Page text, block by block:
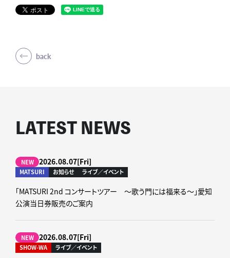
back
LATEST NEWS
NEW 2026.08.07[Fri]
MATSURI お知らせ ライブ／イベント
「MATSURI 2nd コンサートツアー ～歌う門には福来る～」愛知
公演当日券販売のご案内
NEW 2026.08.07[Fri]
SHOW-WA ライブ／イベント